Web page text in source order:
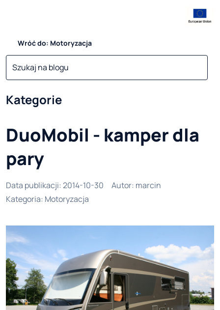
Wróć do: Motoryzacja
Kategorie
DuoMobil - kamper dla
pary
Data publikacji: 2014-10-30 Autor: marcin
Kategoria: Motoryzacja